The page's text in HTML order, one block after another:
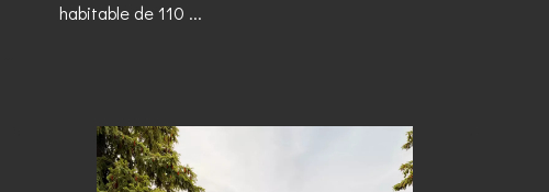
habitable de 110 ...